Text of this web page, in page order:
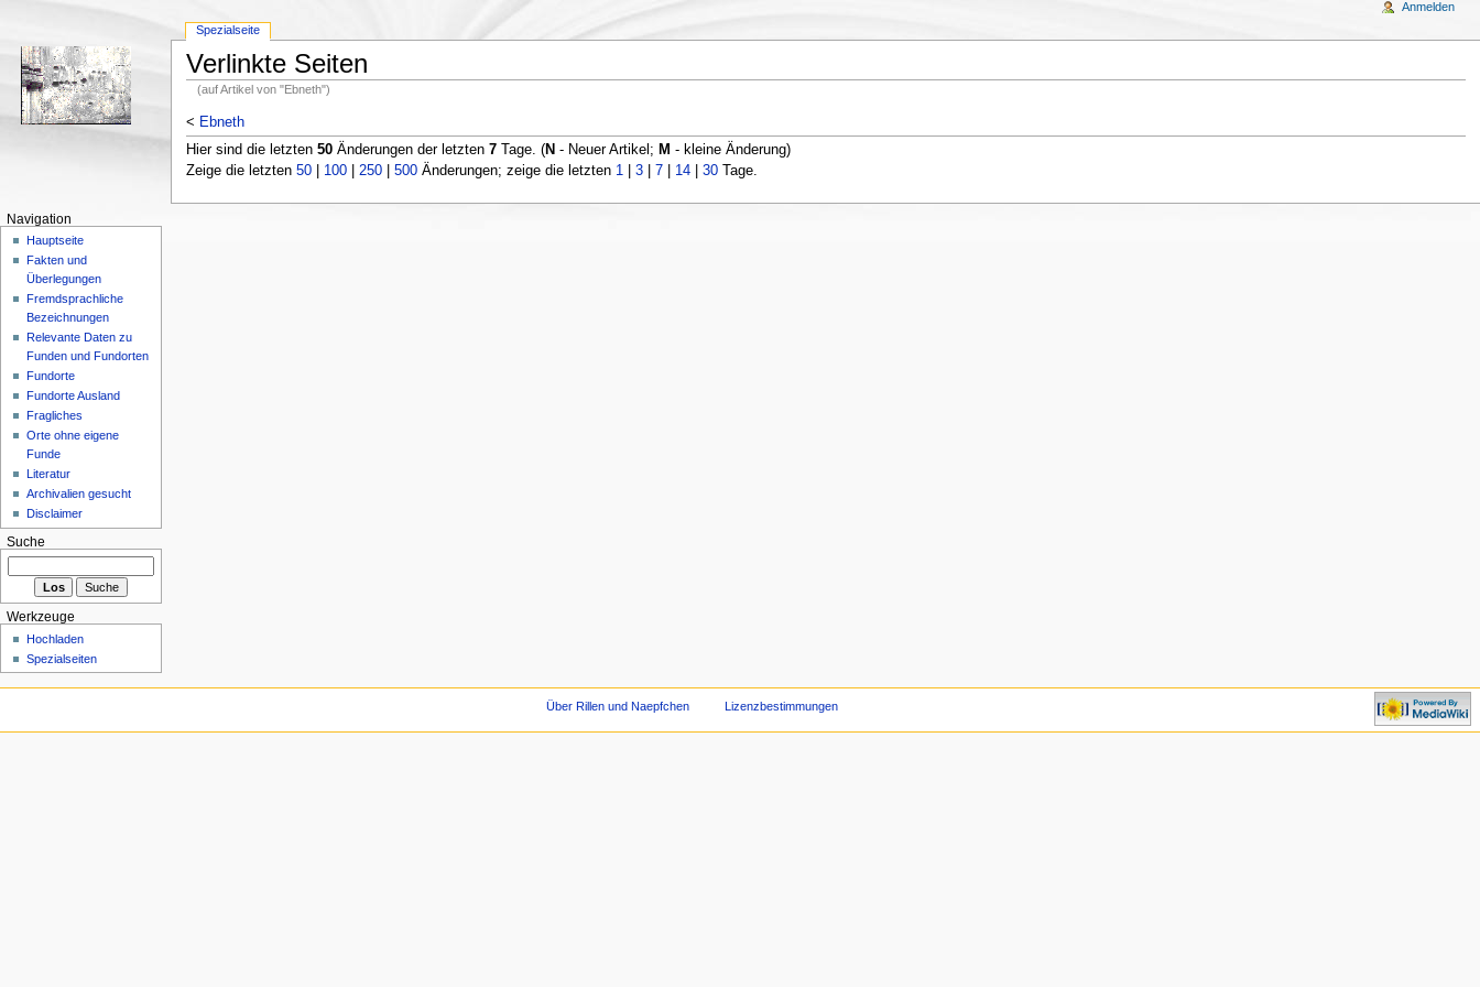
Verlinkte Seiten
(auf Artikel von "Ebneth")
< Ebneth
Hier sind die letzten 50Änderungen der letzten 7Tage. (N - Neuer Artikel; M - kleine Änderung)
Zeige die letzten 50| 100| 250| 500Änderungen; zeige die letzten 1| 3| 7| 14| 30Tage.
Spezialseite
Anmelden
Navigation
Hauptseite
Fakten und
Überlegungen
Fremdsprachliche
Bezeichnungen
Relevante Daten zu
Funden und Fundorten
Fundorte
Fundorte Ausland
Fragliches
Orte ohne eigene
Funde
Literatur
Archivalien gesucht
Disclaimer
Suche
Werkzeuge
Hochladen
Spezialseiten
Über Rillen und Naepfchen Lizenzbestimmungen